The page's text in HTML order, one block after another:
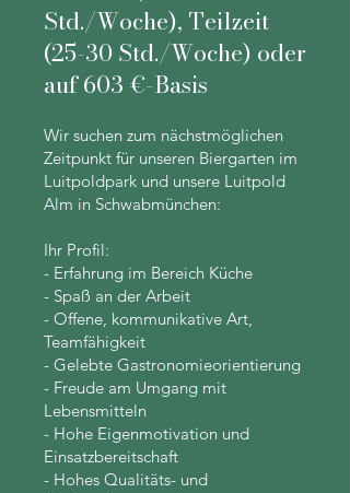
Std./Woche), Teilzeit
(25-30 Std./Woche) oder
auf 603 €-Basis
Wir suchen zum nächstmöglichen
Zeitpunkt für unseren Biergarten im
Luitpoldpark und unsere Luitpold
Alm in Schwabmünchen:
Ihr Profil:
- Erfahrung im Bereich Küche
- Spaß an der Arbeit
- Offene, kommunikative Art,
Teamfähigkeit
- Gelebte Gastronomieorientierung
- Freude am Umgang mit
Lebensmitteln
- Hohe Eigenmotivation und
Einsatzbereitschaft
- Hohes Qualitäts- und